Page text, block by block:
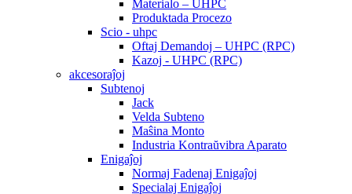
Materialo – UHPC
Produktada Procezo
Scio - uhpc
Oftaj Demandoj – UHPC (RPC)
Kazoj - UHPC (RPC)
akcesoraĵoj
Subtenoj
Jack
Velda Subteno
Maŝina Monto
Industria Kontraŭvibra Aparato
Enigaĵoj
Normaj Fadenaj Enigaĵoj
Specialaj Enigaĵoj